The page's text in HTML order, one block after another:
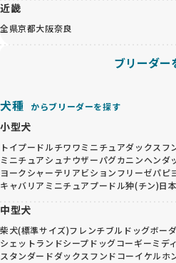
近畿
全県京都大阪奈良
ブリーダー
犬種 からブリーダーを探す
小型犬
トイプードルチワワミニチュアダックスフ
ミニチュアシュナウザーパグカニンヘンダ
ヨークシャーテリアビションフリーゼパピ
キャバリア ミニチュアプードル狆(チン)日
中型犬
柴犬(標準サイズ)フレンチブルドッグボー
シェットランドシープドッグコーギーミデ
スタンダードダックスフンドコーイケルホ